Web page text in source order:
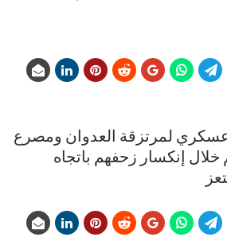
عسكري لمرتزقة العدوان ومصرع
خلال إنكسار زحفهم باتجاه